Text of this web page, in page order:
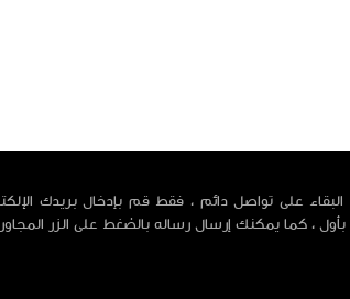
على تواصل دائم ، فقط قم بإدخال بريدك
، كما يمكنك إرسال رساله بالضغط على الزر